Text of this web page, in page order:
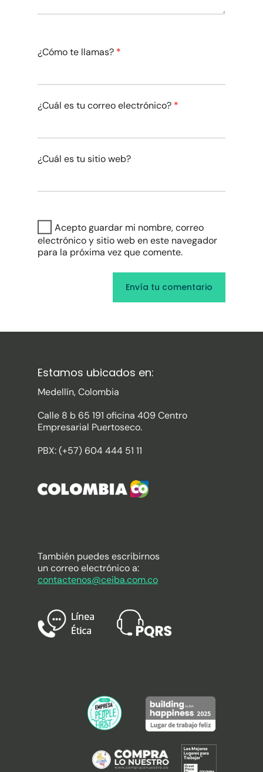
¿Cómo te llamas? *
¿Cuál es tu correo electrónico? *
¿Cuál es tu sitio web?
Acepto guardar mi nombre, correo
electrónico y sitio web en este navegador
para la próxima vez que comente.
Estamos ubicados en:
Medellín, Colombia
Calle 8 b 65 191 oficina 409 Centro
Empresarial Puertoseco.
PBX: (+57) 604 444 51 11
También puedes escribirnos
un correo electrónico a:
contactenos@ceiba.com.co